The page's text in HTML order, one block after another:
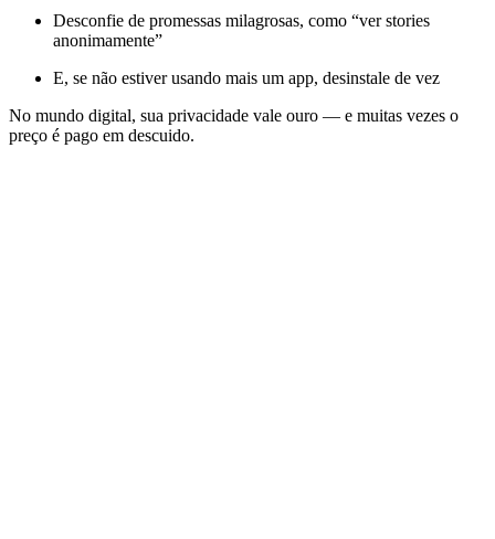
Desconfie de promessas milagrosas, como “ver stories
anonimamente”
E, se não estiver usando mais um app, desinstale de vez
No mundo digital, sua privacidade vale ouro — e muitas vezes o
preço é pago em descuido.